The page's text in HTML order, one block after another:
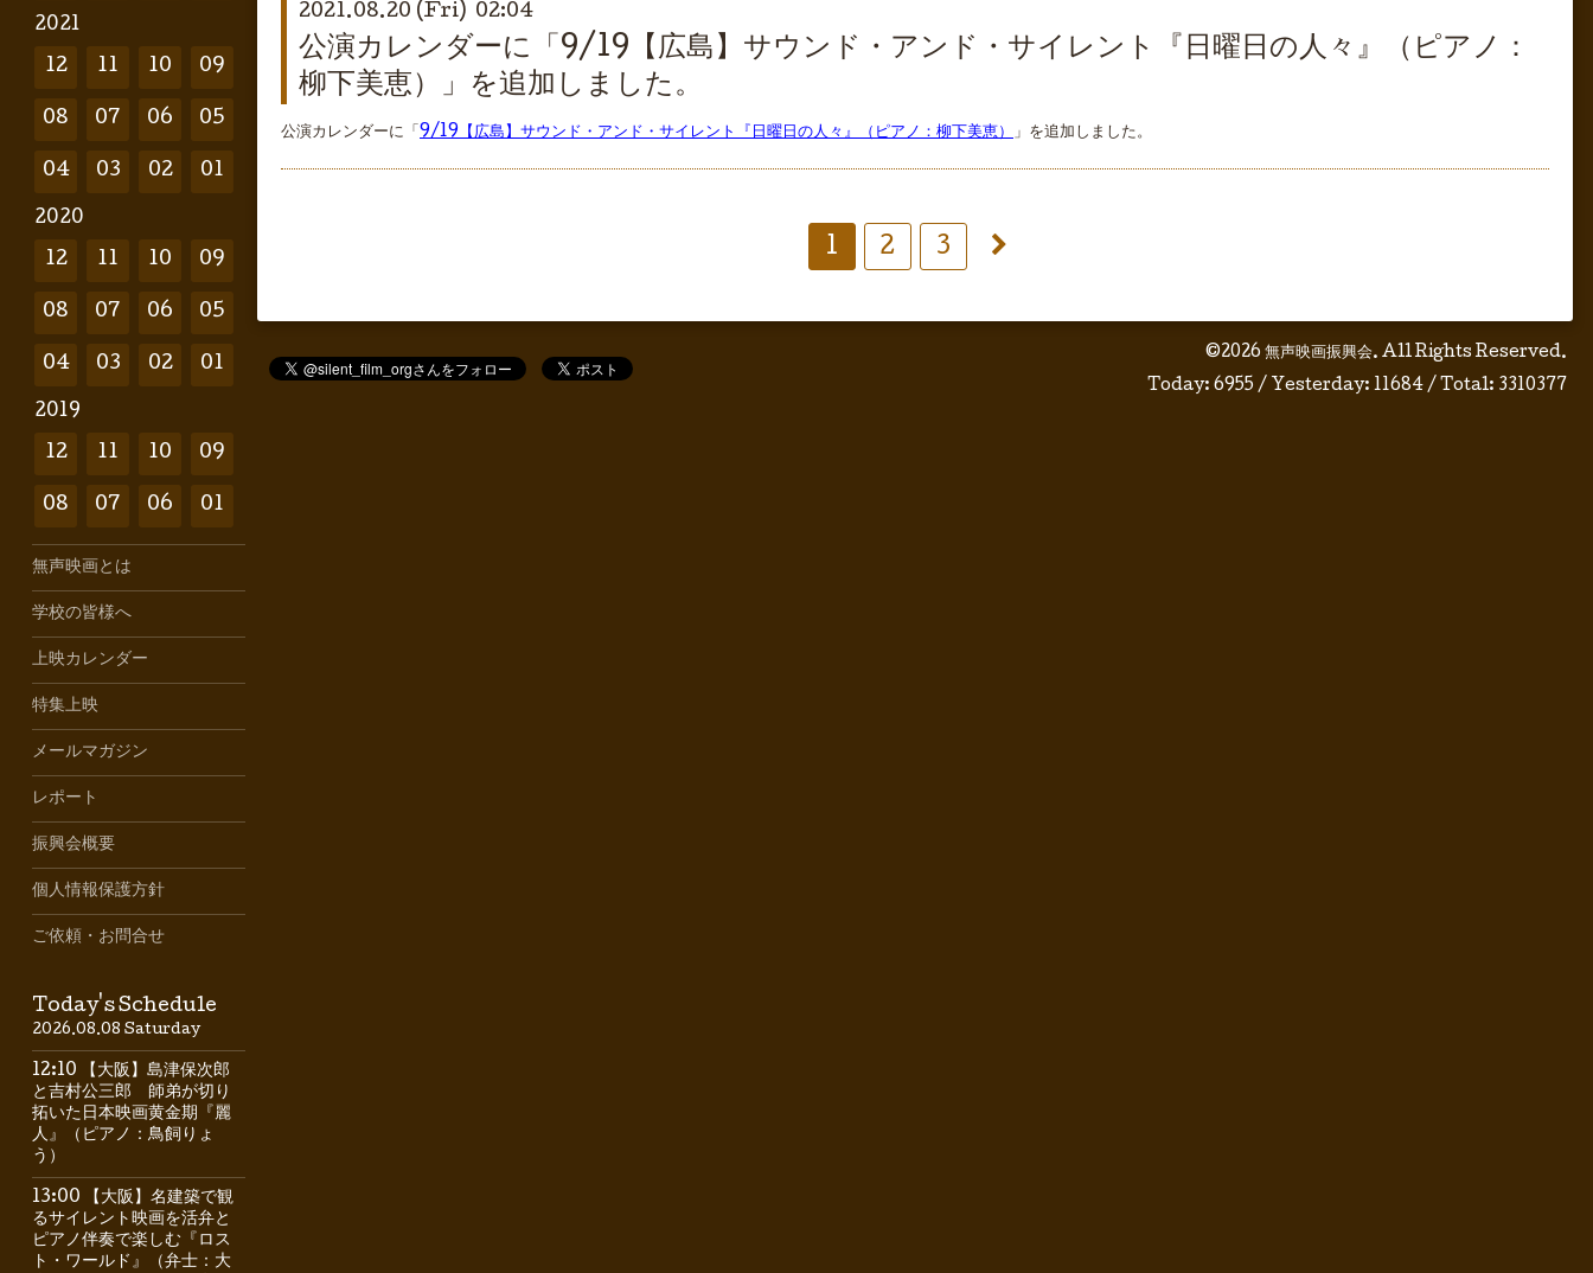
2021.08.20 (Fri) 02:04
公演カレンダーに「9/19【広島】サウンド・アンド・サイレント『日曜日の人々』（ピアノ：
柳下美恵）」を追加しました。
公演カレンダーに「 9/19【広島】サウンド・アンド・サイレント『日曜日の人々』（ピアノ：柳下美恵） 」を追加しました。
1 2 3
©2026 無声映画振興会. All Rights Reserved.
Today: 6955 / Yesterday: 11684 / Total: 3310377
2021
12 11 10 09
08 07 06 05
04 03 02 01
2020
12 11 10 09
08 07 06 05
04 03 02 01
2019
12 11 10 09
08 07 06 01
無声映画とは
学校の皆様へ
上映カレンダー
特集上映
メールマガジン
レポート
振興会概要
個人情報保護方針
ご依頼・お問合せ
Today's Schedule
2026.08.08 Saturday
12:10 【大阪】島津保次郎
と吉村公三郎 師弟が切り
拓いた日本映画黄金期『麗
人』（ピアノ：鳥飼りょ
う）
13:00 【大阪】名建築で観
るサイレント映画を活弁と
ピアノ伴奏で楽しむ『ロス
ト・ワールド』（弁士：大